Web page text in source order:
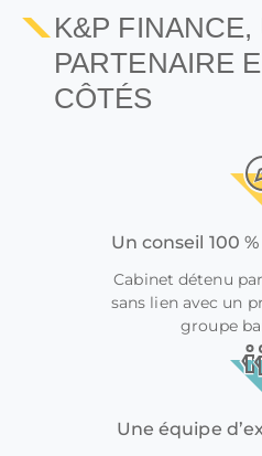
K&P FINANCE,
PARTENAIRE
CÔTÉS
Un conseil 100
Cabinet détenu
sans lien avec un
groupe
Une équipe